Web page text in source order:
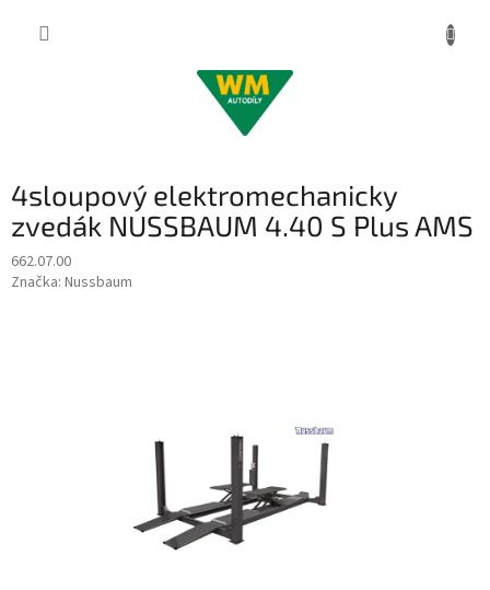
4sloupový elektromechanicky
zvedák NUSSBAUM 4.40 S Plus AMS
662.07.00
Značka: Nussbaum